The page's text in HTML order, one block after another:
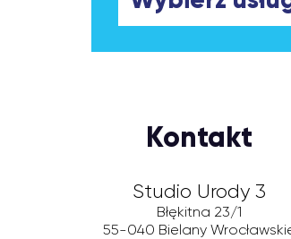
Kontakt
Studio Urody 3
Błękitna 23/1
55-040 Bielany